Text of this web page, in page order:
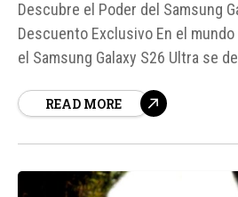
Descubre el Poder del Samsung
Descuento Exclusivo En el
el Samsung Galaxy S26 Ultra se
un diseño elegante con
READ MORE